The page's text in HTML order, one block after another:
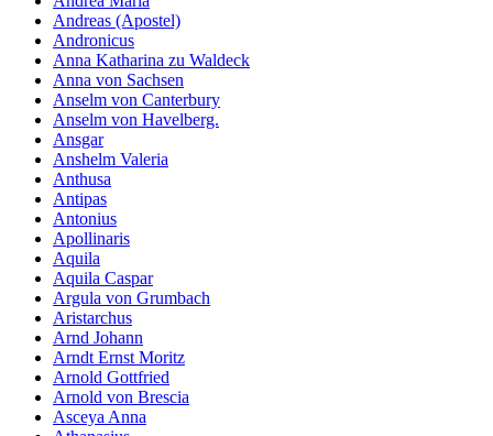
Andreas (Apostel)
Andronicus
Anna Katharina zu Waldeck
Anna von Sachsen
Anselm von Canterbury
Anselm von Havelberg.
Ansgar
Anshelm Valeria
Anthusa
Antipas
Antonius
Apollinaris
Aquila
Aquila Caspar
Argula von Grumbach
Aristarchus
Arnd Johann
Arndt Ernst Moritz
Arnold Gottfried
Arnold von Brescia
Asceya Anna